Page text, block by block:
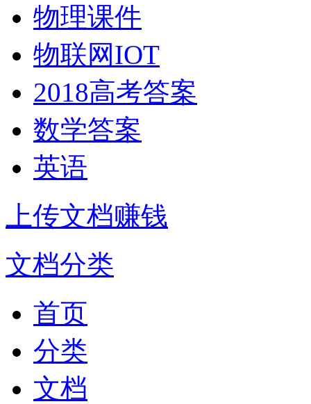
物理课件
物联网IOT
2018高考答案
数学答案
英语
上传文档赚钱
文档分类
首页
分类
文档